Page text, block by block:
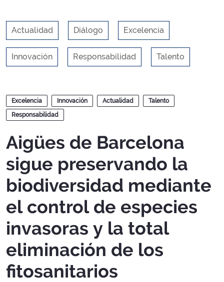
Actualidad Diálogo Excelencia
Innovación Responsabilidad Talento
Blogs
Excelencia Innovación Actualidad
Talento
Responsabilidad
Aigües de Barcelona
sigue preservando la
biodiversidad mediante
el control de especies
invasoras y la total
eliminación de los
fitosanitarios